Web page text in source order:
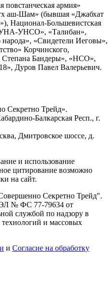
повстанческая армия»
аш-Шам» (бывшая «Джабхат
Национал-Большевистская
УНСО», «Талибан»,
«Свидетели Иеговы»,
Корчинского,
Степана Бандеры», «НСО»,
Дуров Павел Валерьевич.
Секретно Трейд».
Балкарская Респ., г.
Дмитровское шоссе, д.
и использование
цитирование возможно
на сайт.
Секретно Трейд".
ЭЛ № ФС 77-79634 от
службой по надзору в
и массовых
и Согласие на обработку